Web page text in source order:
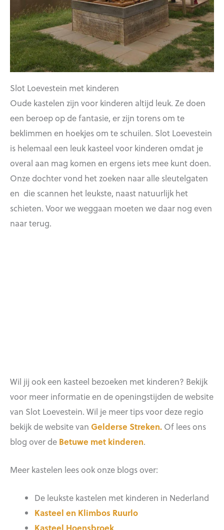
Slot Loevestein met kinderen
Oude kastelen zijn voor kinderen altijd leuk. Ze doen
een beroep op de fantasie, er zijn torens om te
beklimmen en hoekjes om te schuilen. Slot Loevestein
is helemaal een leuk kasteel voor kinderen omdat je
overal aan mag komen en ergens iets mee kunt doen.
Onze dochter vond het zoeken naar alle sleutelgaten
en die scannen het leukste, naast natuurlijk het
schieten. Voor we weggaan moeten we daar nog even
naar terug.
Wil jij ook een kasteel bezoeken met kinderen? Bekijk
voor meer informatie en de openingstijden de website
van Slot Loevestein. Wil je meer tips voor deze regio
bekijk de website van Gelderse Streken. Of lees ons
blog over de Betuwe met kinderen.
Meer kastelen lees ook onze blogs over:
De leukste kastelen met kinderen in Nederland
Kasteel en Klimbos Ruurlo